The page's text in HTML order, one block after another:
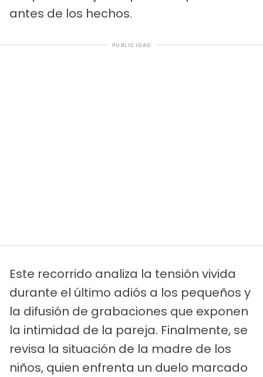
antes de los hechos.
PUBLICIDAD
Este recorrido analiza la tensión vivida
durante el último adiós a los pequeños y
la difusión de grabaciones que exponen
la intimidad de la pareja. Finalmente, se
revisa la situación de la madre de los
niños, quien enfrenta un duelo marcado